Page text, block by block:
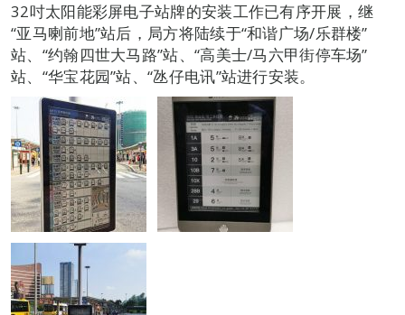
32吋太阳能彩屏电子站牌的安装工作已有序开展，继
“亚马喇前地”站后，局方将陆续于“和谐广场/乐群楼”
站、“约翰四世大马路”站、“高美士/马六甲街停车场”
站、“华宝花园”站、“氹仔电讯”站进行安装。